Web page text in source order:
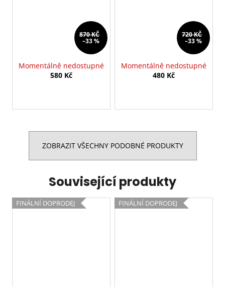
870 KČ
–33 %
Momentálně nedostupné
580 Kč
720 KČ
–33 %
Momentálně nedostupné
480 Kč
ZOBRAZIT VŠECHNY PODOBNÉ PRODUKTY
Související produkty
FINÁLNÍ DOPRODEJ FINÁLNÍ DOPRODEJ